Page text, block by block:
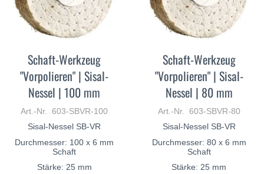
Schaft-Werkzeug
"Vorpolieren" | Sisal-
Nessel | 100 mm
Art.-Nr. 603-SBVR-100
Sisal-Nessel SB-VR
Durchmesser: 100 x 6 mm
Schaft
Stärke: 25 mm
Schaft-Werkzeug
"Vorpolieren" | Sisal-
Nessel | 80 mm
Art.-Nr. 603-SBVR-80
Sisal-Nessel SB-VR
Durchmesser: 80 x 6 mm
Schaft
Stärke: 25 mm